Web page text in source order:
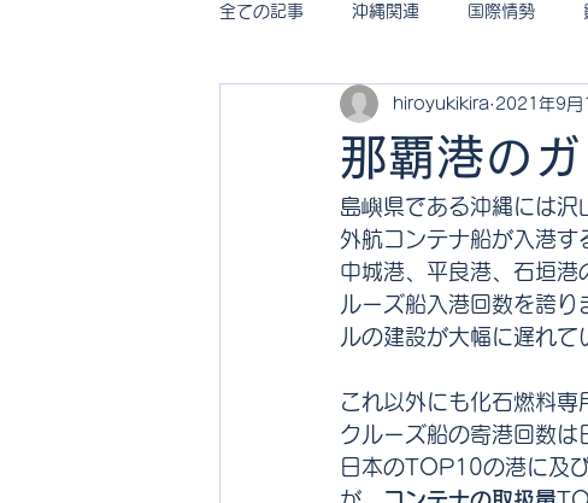
全ての記事 沖縄関連 国際情勢
那覇港の
hiroyukikira 2021年9月
島嶼県である沖縄には沢
外航コンテナ船が入港す
中城港、平良港、石垣
ルーズ船入港回数を誇
ルの建設が大幅に遅れて
これ以外にも化石燃料専
クルーズ船の寄港回数は
日本のTOP10の港に及